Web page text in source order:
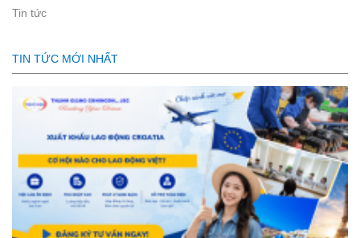
Tin tức
TIN TỨC MỚI NHẤT